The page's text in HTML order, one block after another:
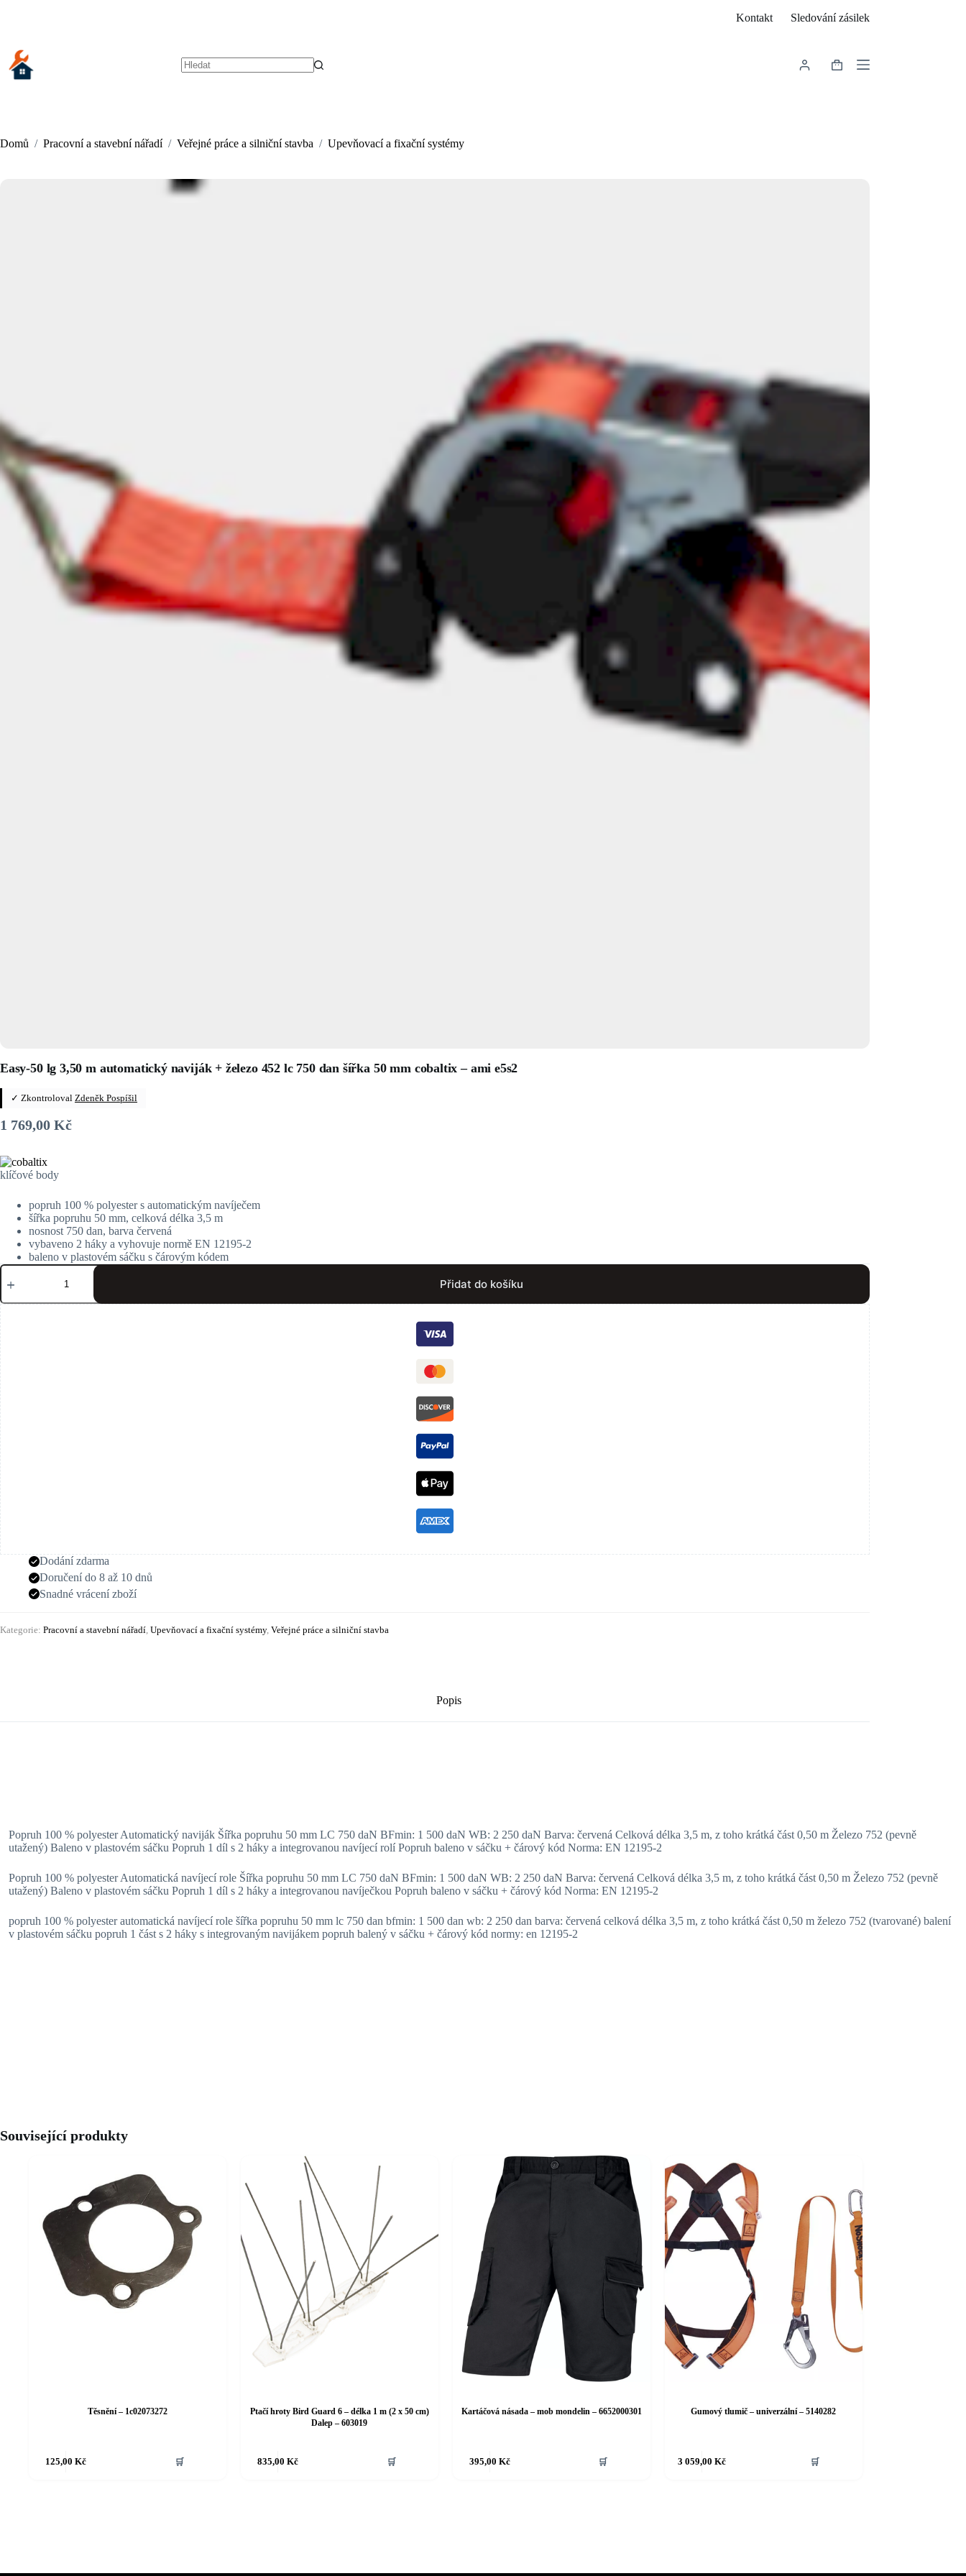
Kontakt Sledování zásilek
Shopping
Domů / Pracovní a stavební nářadí / Veřejné práce a silniční stavba / Upevňovací a fixační systémy
Easy-50 lg 3,50 m automatický naviják + železo 452 lc 750 dan šířka 50 mm cobaltix – ami e5s2
✓ Zkontroloval Zdeněk Pospíšil
1 769,00 Kč
klíčové body
popruh 100 % polyester s automatickým navíječem
šířka popruhu 50 mm, celková délka 3,5 m
nosnost 750 dan, barva červená
vybaveno 2 háky a vyhovuje normě EN 12195-2
baleno v plastovém sáčku s čárovým kódem
Easy-
50
3,50
m
automatický
naviják
+
železo
452
lc
750
dan
šířka
50
mm
cobaltix
-
ami
e5s2
množství
Přidat do košíku
Dodání zdarma
Doručení do 8 až 10 dnů
Snadné vrácení zboží
Kategorie: Pracovní a stavební nářadí Upevňovací a fixační systémy, Veřejné práce a silniční stavba
Popis
Popruh 100 % polyester Automatický naviják Šířka popruhu 50 mm LC 750 daN BFmin: 1 500 daN WB: 2 250 daN Barva: červená Celková délka 3,5 m, z toho krátká část 0,50 m Železo 752 (pevně
utažený) Baleno v plastovém sáčku Popruh 1 díl s 2 háky a integrovanou navíjecí rolí Popruh baleno v sáčku + čárový kód Norma: EN 12195-2
Popruh 100 % polyester Automatická navíjecí role Šířka popruhu 50 mm LC 750 daN BFmin: 1 500 daN WB: 2 250 daN Barva: červená Celková délka 3,5 m, z toho krátká část 0,50 m Železo 752 (pevně
utažený) Baleno v plastovém sáčku Popruh 1 díl s 2 háky a integrovanou navíječkou Popruh baleno v sáčku + čárový kód Norma: EN 12195-2
popruh 100 % polyester automatická navíjecí role šířka popruhu 50 mm lc 750 dan bfmin: 1 500 dan wb: 2 250 dan barva: červená celková délka 3,5 m, z toho krátká část 0,50 m železo 752 (tvarované) balení
v plastovém sáčku popruh 1 část s 2 háky s integrovaným navijákem popruh balený v sáčku + čárový kód normy: en 12195-2
Související produkty
Těsnění – 1c02073272
125,00Kč 🛒
Ptačí hroty Bird Guard 6 – délka 1 m (2 x 50 cm)
Dalep – 603019
835,00Kč 🛒
Kartáčová násada – mob mondelin – 6652000301
395,00 Kč 🛒
Gumový tlumič – univerzální – 5140282
3 059,00 Kč 🛒